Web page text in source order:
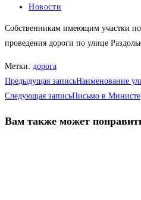
опубликована:
Рубрика
Новости
Собственникам имеющим участки по
проведения дороги по улице
Метки: дорога
Еще
статьи
Предыдущая записьНаименование
Следующая записьПисьмо в
Вам также может